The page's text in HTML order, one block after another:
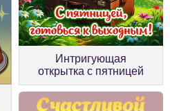
Интригующая
открытка с пятницей